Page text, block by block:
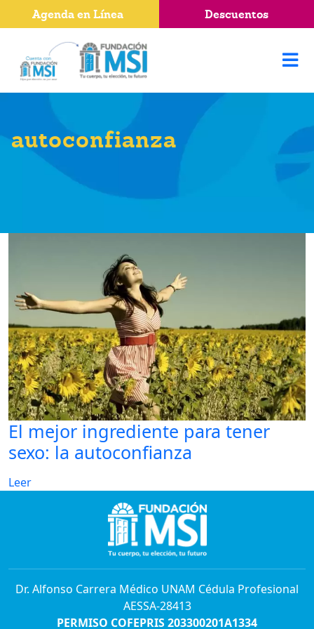
autoconfianza
El mejor ingrediente para tener
sexo: la autoconfianza
Leer
Dr. Alfonso Carrera Médico UNAM Cédula Profesional
AESSA-28413
PERMISO COFEPRIS 203300201A1334
Agenda en Línea Descuentos